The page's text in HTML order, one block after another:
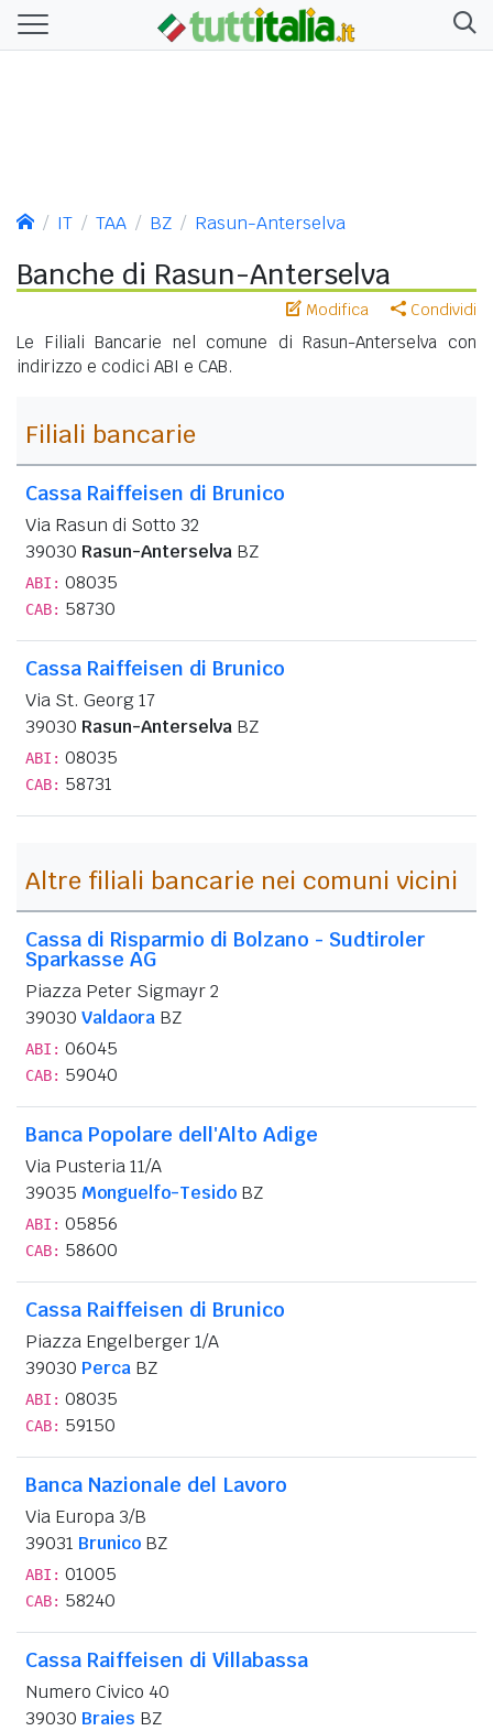
IT TAA BZ Rasun-Anterselva
Banche di Rasun-Anterselva
Modifica Condividi
Le Filiali Bancarie nel comune di Rasun-Anterselva con
indirizzo e codici ABI e CAB.
Filiali bancarie
Cassa Raiffeisen di Brunico
Via Rasun di Sotto 32
39030 Rasun-Anterselva BZ
ABI: 08035
CAB: 58730
Cassa Raiffeisen di Brunico
Via St. Georg 17
39030 Rasun-Anterselva BZ
ABI: 08035
CAB: 58731
Altre filiali bancarie nei comuni vicini
Cassa di Risparmio di Bolzano - Sudtiroler
Sparkasse AG
Piazza Peter Sigmayr 2
39030 Valdaora BZ
ABI: 06045
CAB: 59040
Banca Popolare dell'Alto Adige
Via Pusteria 11/A
39035 Monguelfo-Tesido BZ
ABI: 05856
CAB: 58600
Cassa Raiffeisen di Brunico
Piazza Engelberger 1/A
39030 Perca BZ
ABI: 08035
CAB: 59150
Banca Nazionale del Lavoro
Via Europa 3/B
39031 Brunico BZ
ABI: 01005
CAB: 58240
Cassa Raiffeisen di Villabassa
Numero Civico 40
39030 Braies BZ